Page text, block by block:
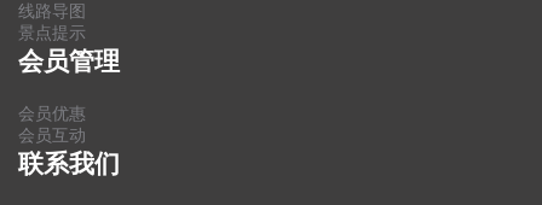
线路导图
景点提示
会员管理
会员优惠
会员互动
联系我们